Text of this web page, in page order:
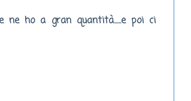
ne ho a gran quantità......e poi ci